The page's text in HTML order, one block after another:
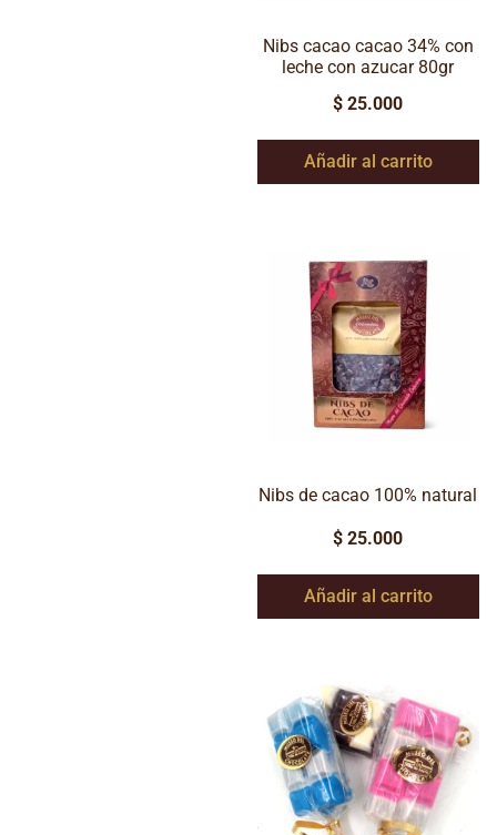
Nibs cacao cacao 34% con
leche con azucar 80gr
$ 25.000
Añadir al carrito
Nibs de cacao 100% natural
$ 25.000
Añadir al carrito